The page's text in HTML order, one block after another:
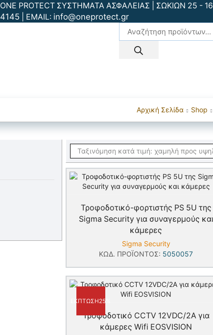
ONE PROTECT ΣΥΣΤΗΜΑΤΑ ΑΣΦΑΛΕΙΑΣ | ΣΩΚΙΩΝ 25 -
4145 | EMAIL: info@oneprotect.gr
Αρχική Σελίδα Shop
Τροφοδοτικό-φορτιστής PS 5U της
Sigma Security για συναγερμούς και
κάμερες
Sigma Security
ΚΩΔ. ΠΡΟΪΌΝΤΟΣ: 5050057
ΈΚΠΤΩΣΗ25%
Τροφοδοτικό CCTV 12VDC/2A για
κάμερες Wifi EOSVISION